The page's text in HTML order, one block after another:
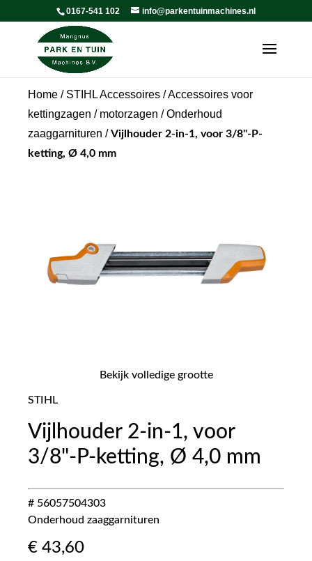
0167-541 102 info@parkentuinmachines.nl
Home / STIHL Accessoires /Accessoires voor
kettingzagen / motorzagen /Onderhoud
zaaggarnituren /Vijlhouder 2-in-1, voor 3/8"-P-
ketting, Ø 4,0 mm
Bekijk volledige grootte
STIHL
Vijlhouder 2-in-1, voor
3/8"-P-ketting, Ø 4,0 mm
# 56057504303
Onderhoud zaaggarnituren
€ 43,60